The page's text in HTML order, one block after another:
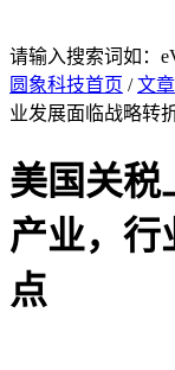
请输入搜索词如：
圆象科技首页 /文章
业发展面临战略转
美国关税
产业，行
点